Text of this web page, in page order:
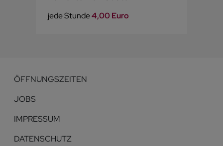
jede Stunde4,00 Euro
ÖFFNUNGSZEITEN
JOBS
IMPRESSUM
DATENSCHUTZ